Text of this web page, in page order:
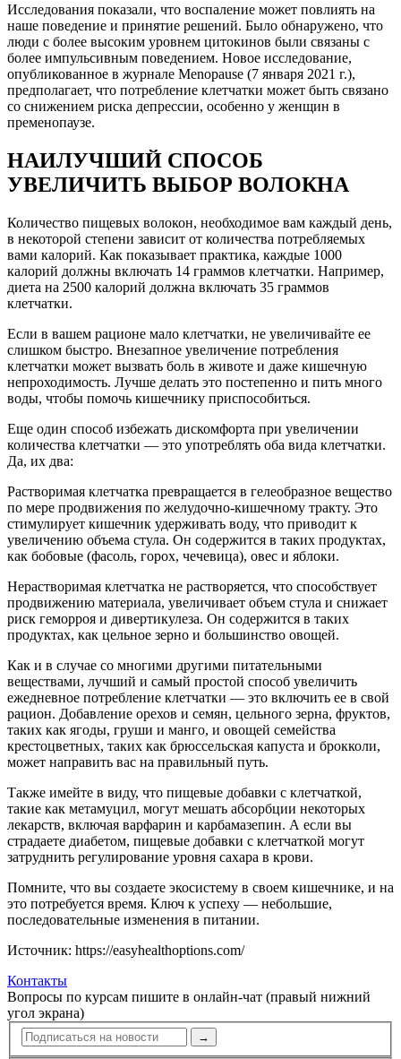
Исследования показали, что воспаление может повлиять на
наше поведение и принятие решений. Было обнаружено, что
люди с более высоким уровнем цитокинов были связаны с
более импульсивным поведением. Новое исследование,
опубликованное в журнале Menopause (7 января 2021 г.),
предполагает, что потребление клетчатки может быть связано
со снижением риска депрессии, особенно у женщин в
пременопаузе.
НАИЛУЧШИЙ СПОСОБ
УВЕЛИЧИТЬ ВЫБОР ВОЛОКНА
Количество пищевых волокон, необходимое вам каждый день,
в некоторой степени зависит от количества потребляемых
вами калорий. Как показывает практика, каждые 1000
калорий должны включать 14 граммов клетчатки. Например,
диета на 2500 калорий должна включать 35 граммов
клетчатки.
Если в вашем рационе мало клетчатки, не увеличивайте ее
слишком быстро. Внезапное увеличение потребления
клетчатки может вызвать боль в животе и даже кишечную
непроходимость. Лучше делать это постепенно и пить много
воды, чтобы помочь кишечнику приспособиться.
Еще один способ избежать дискомфорта при увеличении
количества клетчатки — это употреблять оба вида клетчатки.
Да, их два:
Растворимая клетчатка превращается в гелеобразное вещество
по мере продвижения по желудочно-кишечному тракту. Это
стимулирует кишечник удерживать воду, что приводит к
увеличению объема стула. Он содержится в таких продуктах,
как бобовые (фасоль, горох, чечевица), овес и яблоки.
Нерастворимая клетчатка не растворяется, что способствует
продвижению материала, увеличивает объем стула и снижает
риск геморроя и дивертикулеза. Он содержится в таких
продуктах, как цельное зерно и большинство овощей.
Как и в случае со многими другими питательными
веществами, лучший и самый простой способ увеличить
ежедневное потребление клетчатки — это включить ее в свой
рацион. Добавление орехов и семян, цельного зерна, фруктов,
таких как ягоды, груши и манго, и овощей семейства
крестоцветных, таких как брюссельская капуста и брокколи,
может направить вас на правильный путь.
Также имейте в виду, что пищевые добавки с клетчаткой,
такие как метамуцил, могут мешать абсорбции некоторых
лекарств, включая варфарин и карбамазепин. А если вы
страдаете диабетом, пищевые добавки с клетчаткой могут
затруднить регулирование уровня сахара в крови.
Помните, что вы создаете экосистему в своем кишечнике, и на
это потребуется время. Ключ к успеху — небольшие,
последовательные изменения в питании.
Источник: https://easyhealthoptions.com/
Контакты
Вопросы по курсам пишите в онлайн-чат (правый нижний
угол экрана)
→